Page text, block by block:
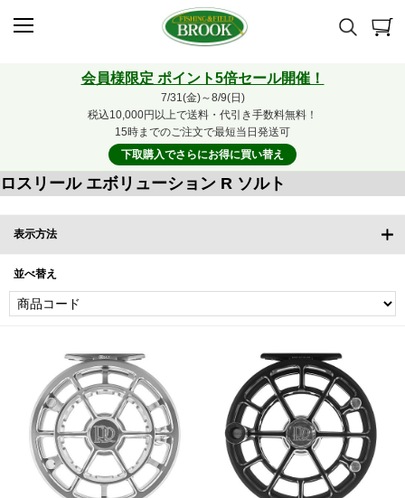
会員様限定 ポイント5倍セール開催！
7/31(金)～8/9(日)
税込10,000円以上で送料・代引き手数料無料！
15時までのご注文で最短当日発送可
下取購入でさらにお得に買い替え
ロスリール エボリューション R ソルト
表示方法
並べ替え